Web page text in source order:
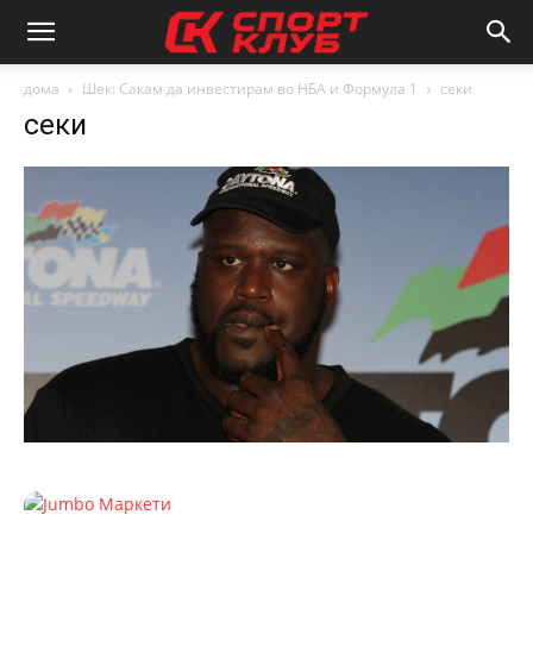
дома Шек: Сакам да инвестирам во НБА и Формула 1 секи
секи